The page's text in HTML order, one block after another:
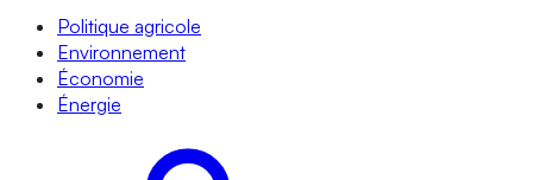
Politique agricole
Environnement
Économie
Énergie